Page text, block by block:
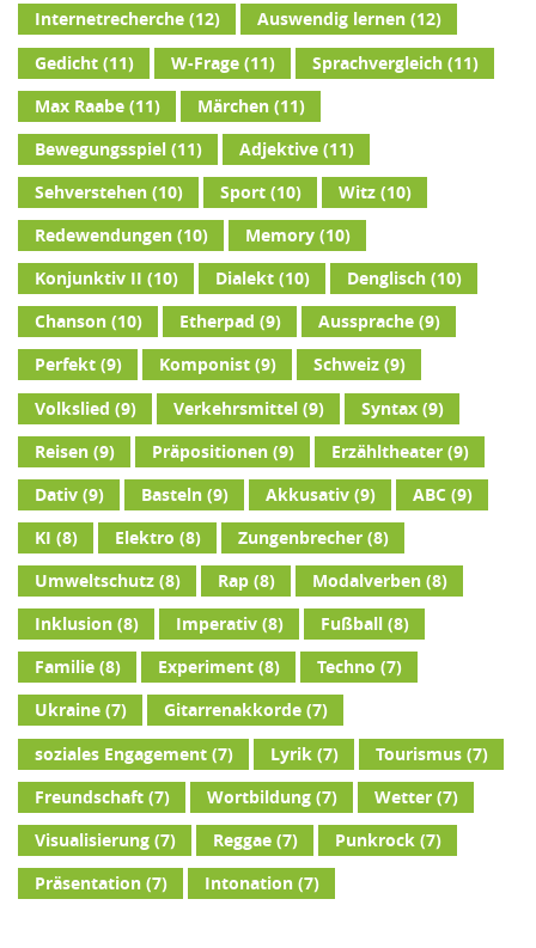
Internetrecherche(12) Auswendig lernen(12)
Gedicht(11) W-Frage(11) Sprachvergleich(11)
Max Raabe(11) Märchen(11)
Bewegungsspiel(11) Adjektive(11)
Sehverstehen(10) Sport(10) Witz(10)
Redewendungen(10) Memory(10)
Konjunktiv II (10) Dialekt(10) Denglisch(10)
Chanson(10) Etherpad (9) Aussprache(9)
Perfekt(9) Komponist(9) Schweiz(9)
Volkslied (9) Verkehrsmittel(9) Syntax(9)
Reisen(9) Präpositionen(9) Erzähltheater(9)
Dativ(9) Basteln(9) Akkusativ(9) ABC (9)
KI (8) Elektro (8) Zungenbrecher(8)
Umweltschutz(8) Rap(8) Modalverben(8)
Inklusion(8) Imperativ(8) Fußball(8)
Familie(8) Experiment(8) Techno (7)
Ukraine(7) Gitarrenakkorde(7)
soziales Engagement(7) Lyrik(7) Tourismus(7)
Freundschaft(7) Wortbildung(7) Wetter(7)
Visualisierung(7) Reggae(7) Punkrock(7)
Präsentation(7) Intonation(7)